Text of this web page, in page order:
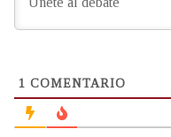
1 COMENTARIO